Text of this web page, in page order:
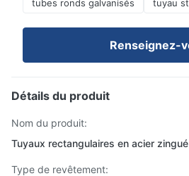
tubes ronds galvanisés
tuyau
Renseignez-
Détails du produit
Nom du produit:
Tuyaux rectangulaires en acier zingué
Type de revêtement: